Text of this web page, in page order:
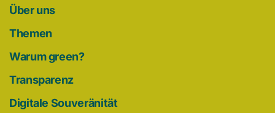
Über uns
Themen
Warum green?
Transparenz
Digitale Souveränität